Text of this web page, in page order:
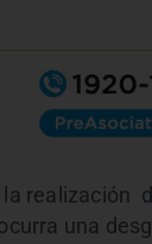
realización
una